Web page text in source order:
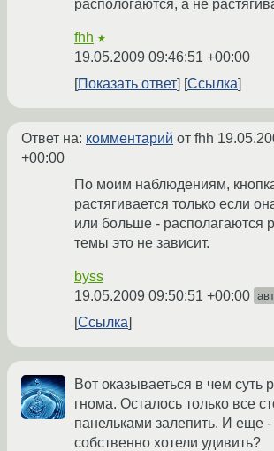
распологаются, а не
fhh ★
19.05.2009 09:46:51 +00:00
Показать ответ
Ссылка
Ответ на: комментарий от fhh
+00:00
По моим наблюдениям,
растягивается только если
или больше - располагаются
темы это не зависит.
byss
19.05.2009 09:50:51 +00:00
Ссылка
Вот оказываеться в чем суть
гнома. Осталось только все
панельками залепить. И еще
собственно хотели удивить?